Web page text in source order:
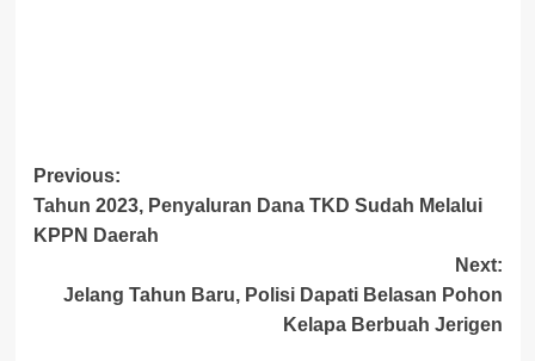
Post
navigation
Previous:
Tahun 2023, Penyaluran Dana TKD Sudah Melalui
KPPN Daerah
Next:
Jelang Tahun Baru, Polisi Dapati Belasan Pohon
Kelapa Berbuah Jerigen